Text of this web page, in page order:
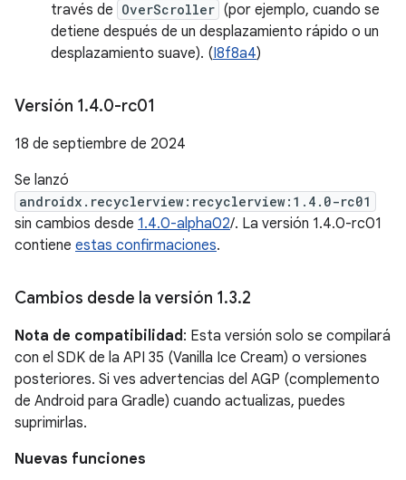
través de OverScroller (por ejemplo, cuando se
detiene después de un desplazamiento rápido o un
desplazamiento suave). (I8f8a4)
Versión 1.4.0-rc01
18 de septiembre de 2024
Se lanzó
androidx.recyclerview:recyclerview:1.4.0-rc01
sin cambios desde 1.4.0-alpha02/. La versión 1.4.0-rc01
contiene estas confirmaciones.
Cambios desde la versión 1.3.2
Nota de compatibilidad: Esta versión solo se compilará
con el SDK de la API 35 (Vanilla Ice Cream) o versiones
posteriores. Si ves advertencias del AGP (complemento
de Android para Gradle) cuando actualizas, puedes
suprimirlas.
Nuevas funciones